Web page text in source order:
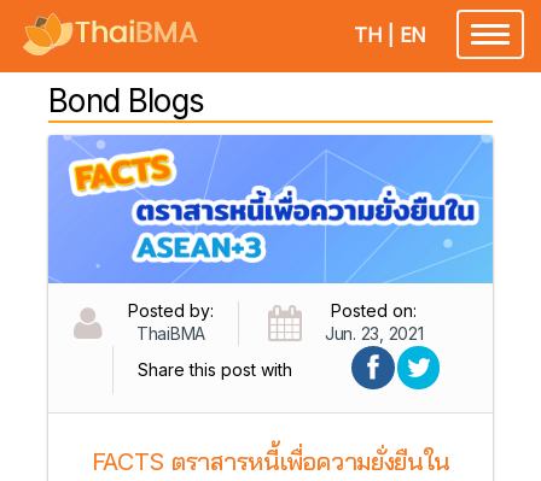
TH EN
Bond Blogs
Posted by:
ThaiBMA
Posted on:
Jun. 23, 2021
Share this post with
FACTS ตราสารหนี้เพื่อความยั่งยืนใน